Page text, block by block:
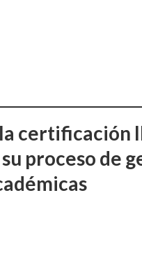
certificación
proceso de